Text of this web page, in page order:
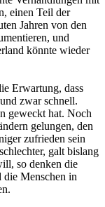
einen Teil der
Jahren von den
und
könnte wieder
Erwartung, dass
zwar schnell.
geweckt hat. Noch
gelungen, den
zufrieden sein
galt bislang
so denken die
die Menschen in